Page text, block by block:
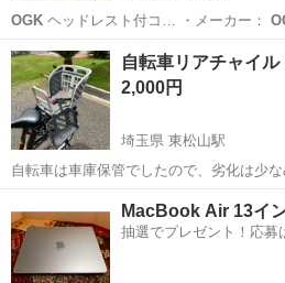
OGK
ヘッドレスト付コ… ・メーカー：
神奈川 横浜市 戸塚駅 その他
自転車リアチャイル
2,000円
埼玉県 東松山駅
自転車は車庫保管でしたので、劣化は少
う傷や汚れはあります。 取付に必要な金具揃って
ームページをご確認下さい
東松山市 東松山駅 その他
MacBook Air 13イ
抽選でプレゼント！応募